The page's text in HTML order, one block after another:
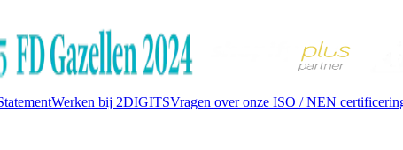
Werken bij 2DIGITSVragen over onze ISO / NEN